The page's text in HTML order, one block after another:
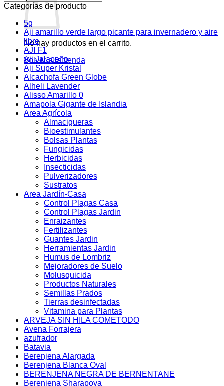
No hay productos en el carrito.
Volver a la tienda
Categorías de producto
5g
Aji amarillo verde largo picante para invernadero y aire
libre
AJI F1
Aji Jalapeño
Aji Super Kristal
Alcachofa Green Globe
Alheli Lavender
Alisso Amarillo 0
Amapola Gigante de Islandia
Area Agrícola
Almacigueras
Bioestimulantes
Bolsas Plantas
Fungicidas
Herbicidas
Insecticidas
Pulverizadores
Sustratos
Area Jardín-Casa
Control Plagas Casa
Control Plagas Jardin
Enraizantes
Fertilizantes
Guantes Jardin
Herramientas Jardin
Humus de Lombriz
Mejoradores de Suelo
Molusquicida
Productos Naturales
Semillas Prados
Tierras desinfectadas
Vitamina para Plantas
ARVEJA SIN HILA COMETODO
Avena Forrajera
azufrador
Batavia
Berenjena Alargada
Berenjena Blanca Oval
BERENJENA NEGRA DE BERNENTANE
Berenjena Sharapova